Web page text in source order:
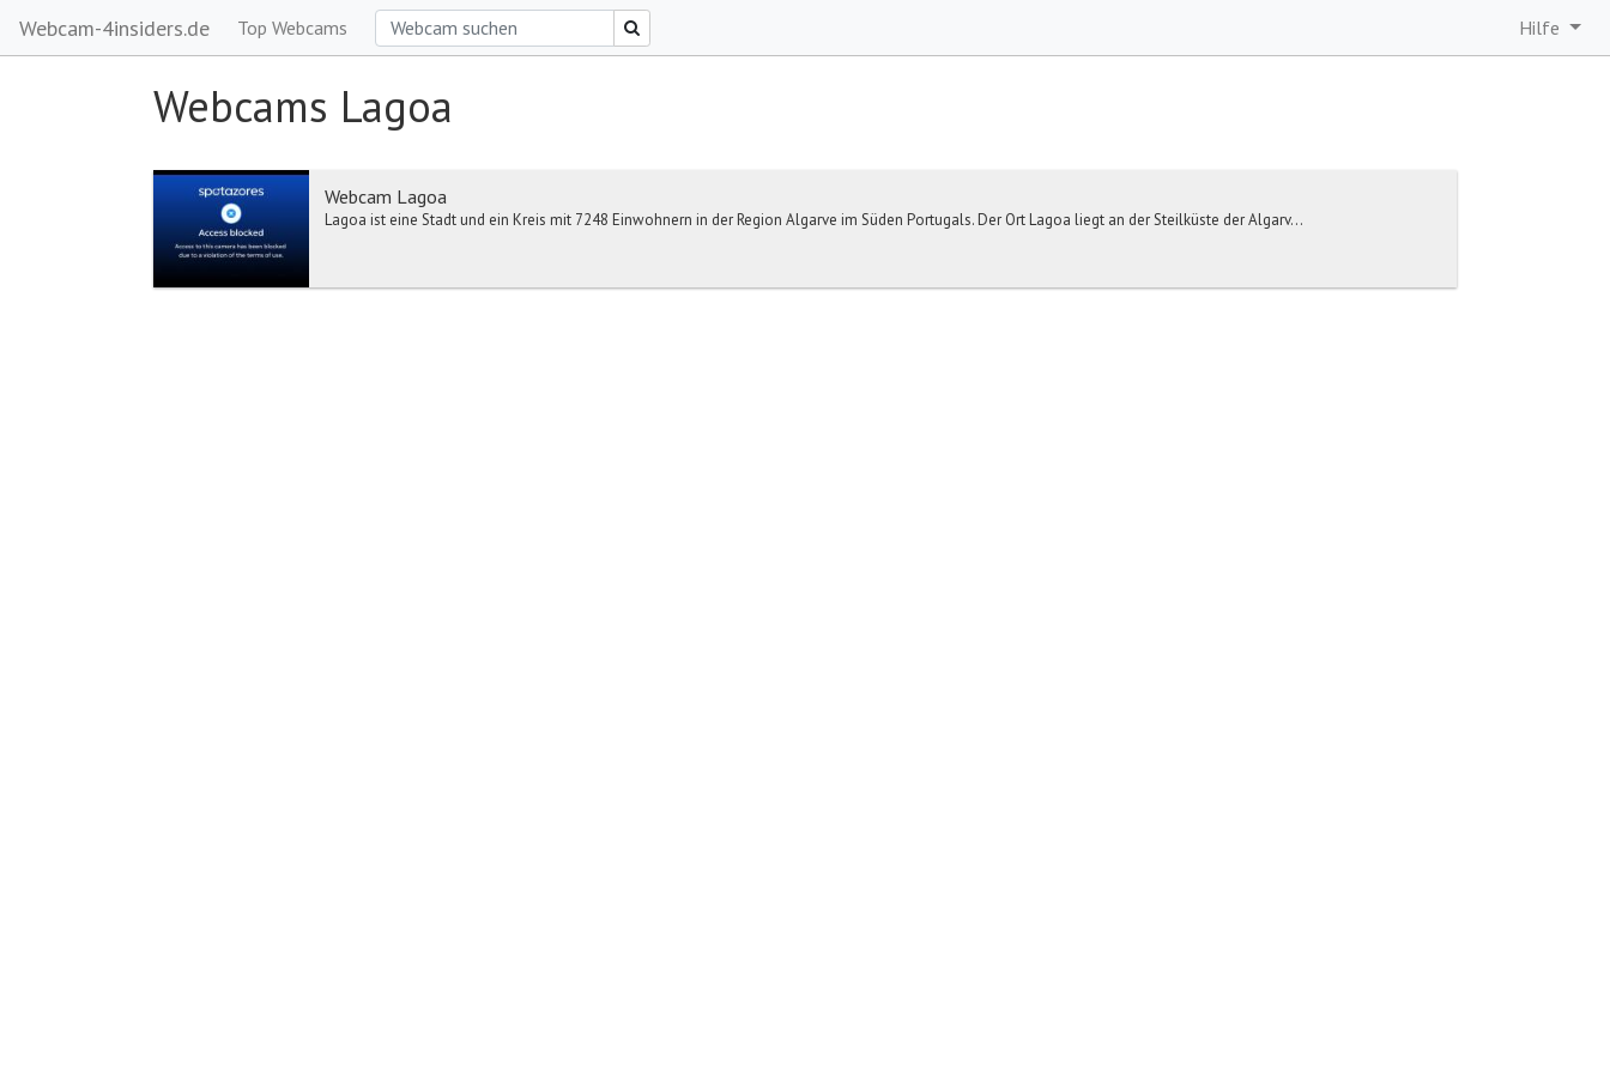
Webcam-4insiders.de Top Webcams Hilfe
Webcams Lagoa
Webcam Lagoa
Lagoa ist eine Stadt und ein Kreis mit 7248 Einwohnern in der Region Algarve im Süden Portugals. Der Ort Lagoa liegt an der Steilküste der Algarv...